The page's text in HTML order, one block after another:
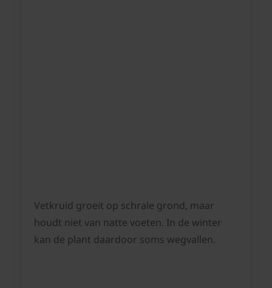
Vetkruid groeit op schrale grond, maar
houdt niet van natte voeten. In de winter
kan de plant daardoor soms wegvallen.